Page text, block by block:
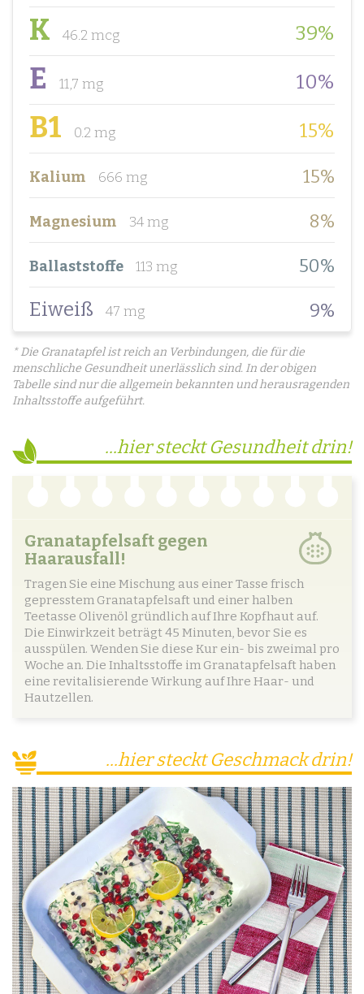
K 46.2 mcg 39%
E 11,7 mg 10%
B1 0.2 mg 15%
Kalium 666 mg 15%
Magnesium 34 mg 8%
Ballaststoffe 113 mg 50%
Eiweiß 47 mg 9%
* Die Granatapfel ist reich an Verbindungen, die für die
menschliche Gesundheit unerlässlich sind. In der obigen
Tabelle sind nur die allgemein bekannten und herausragenden
Inhaltsstoffe aufgeführt.
...hier steckt Gesundheit drin!
Granatapfelsaft gegen
Haarausfall!
Tragen Sie eine Mischung aus einer Tasse frisch
gepresstem Granatapfelsaft und einer halben
Teetasse Olivenöl gründlich auf Ihre Kopfhaut auf.
Die Einwirkzeit beträgt 45 Minuten, bevor Sie es
ausspülen. Wenden Sie diese Kur ein- bis zweimal pro
Woche an. Die Inhaltsstoffe im Granatapfelsaft haben
eine revitalisierende Wirkung auf Ihre Haar- und
Hautzellen.
...hier steckt Geschmack drin!